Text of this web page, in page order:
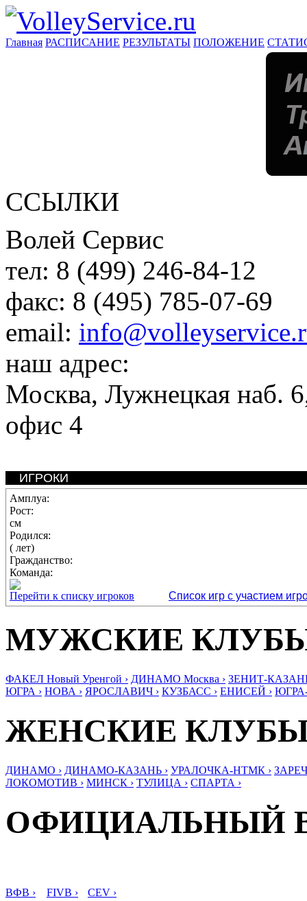
Главная РАСПИСАНИЕ РЕЗУЛЬТАТЫ ПОЛОЖЕНИЕ
ССЫЛКИ
Волей Сервис
тел: 8 (499) 246-84-12
факс: 8 (495) 785-07-69
email:
наш адрес:
Москва, Лужнецкая наб.
офис 4
ИГРОКИ
Амплуа:
Рост:
см
Родился:
( лет)
Гражданство:
Команда:
Перейти к списку игроков
Список игр с участием
МУЖСКИЕ
ФАКЕЛ Новый Уренгой › ДИНАМО Москва › ЗЕНИТ-
ЮГРА › НОВА › ЯРОСЛАВИЧ › КУЗБАСС › ЕНИСЕЙ ›
ЖЕНСКИЕ
ДИНАМО › ДИНАМО-КАЗАНЬ › УРАЛОЧКА-НТМК ›
ЛОКОМОТИВ › МИНСК › ТУЛИЦА › СПАРТА ›
ОФИЦИАЛЬНЫЙ
ВФВ › FIVB › CEV ›